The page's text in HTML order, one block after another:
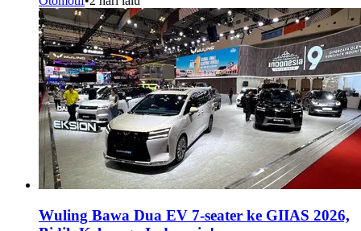
Wuling Bawa Dua EV 7-seater ke GIIAS 2026,